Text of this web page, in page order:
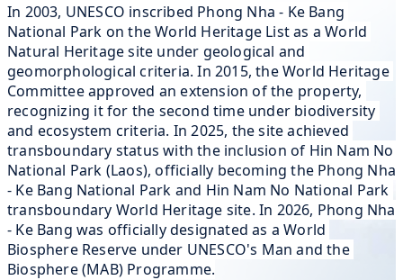
In 2003, UNESCO inscribed Phong Nha - Ke Bang
National Park on the World Heritage List as a World
Natural Heritage site under geological and
geomorphological criteria. In 2015, the World Heritage
Committee approved an extension of the property,
recognizing it for the second time under biodiversity
and ecosystem criteria. In 2025, the site achieved
transboundary status with the inclusion of Hin Nam No
National Park (Laos), officially becoming the Phong Nha
- Ke Bang National Park and Hin Nam No National Park
transboundary World Heritage site. In 2026, Phong Nha
- Ke Bang was officially designated as a World
Biosphere Reserve under UNESCO's Man and the
Biosphere (MAB) Programme.